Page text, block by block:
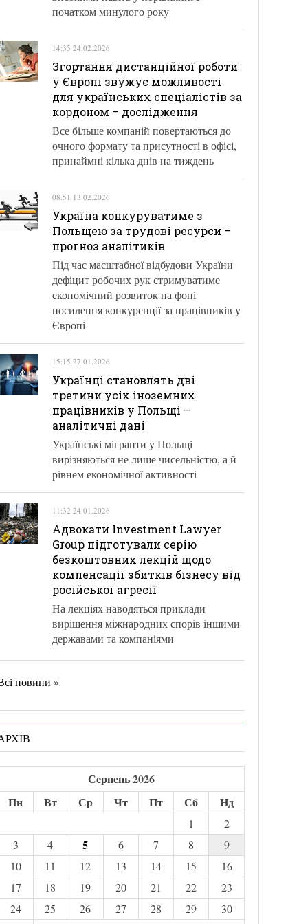
початком минулого року
14:35 24.02.2026
Згортання дистанційної роботи
у Європі звужує можливості
для українських спеціалістів за
кордоном – дослідження
Все більше компаній повертаються до
очного формату та присутності в офісі,
принаймні кілька днів на тиждень
08:51 13.02.2026
Україна конкуруватиме з
Польщею за трудові ресурси –
прогноз аналітиків
Під час масштабної відбудови України
дефіцит робочих рук стримуватиме
економічний розвиток на фоні
посилення конкуренції за працівників у
Європі
15:15 27.01.2026
Українці становлять дві
третини усіх іноземних
працівників у Польщі –
аналітичні дані
Українські мігранти у Польщі
вирізняються не лише чисельністю, а й
рівнем економічної активності
11:32 24.01.2026
Адвокати Investment Lawyer
Group підготували серію
безкоштовних лекцій щодо
компенсації збитків бізнесу від
російської агресії
На лекціях наводяться приклади
вирішення міжнародних спорів іншими
державами та компаніями
новини »
Серпень 2026
Пн
Вт Ср Чт Пт Сб Нд
1
2
3
4 5 6 7 8
9
10
11 12 13 14 15
16
17
18 19 20 21 22
23
24
25 26 27 28 29
30